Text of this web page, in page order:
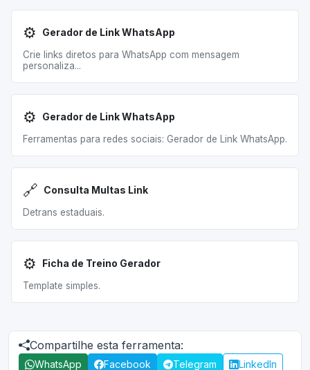
⚙️ Gerador de Link WhatsApp
Crie links diretos para WhatsApp com mensagem
personaliza...
⚙️ Gerador de Link WhatsApp
Ferramentas para redes sociais: Gerador de Link WhatsApp.
🔗 Consulta Multas Link
Detrans estaduais.
⚙️ Ficha de Treino Gerador
Template simples.
Compartilhe esta ferramenta:
WhatsApp Facebook Telegram LinkedIn